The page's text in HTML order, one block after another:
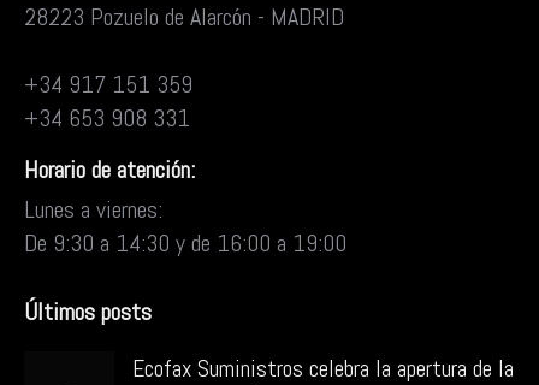
28223 Pozuelo de Alarcón - MADRID
+34 917 151 359
+34 653 908 331
Horario de atención:
Lunes a viernes:
De 9:30 a 14:30 y de 16:00 a 19:00
Últimos posts
Ecofax Suministros celebra la apertura de la